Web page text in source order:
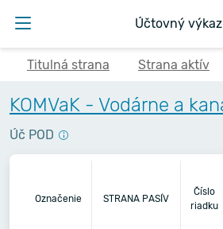
Účtovný výkaz
Titulná strana Strana aktív
Úč POD
Označenie STRANA PASÍV
Číslo
riadku